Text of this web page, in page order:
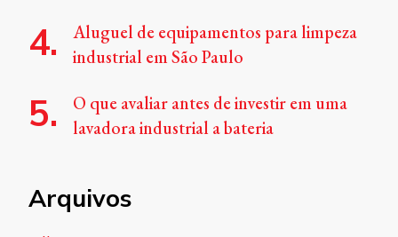
Aluguel de equipamentos para limpeza
industrial em São Paulo
O que avaliar antes de investir em uma
lavadora industrial a bateria
Arquivos